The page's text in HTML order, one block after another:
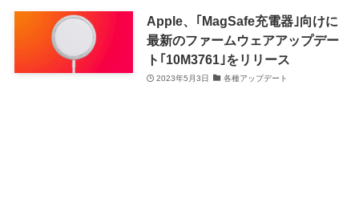
Apple、｢MagSafe充電器｣向けに
最新のファームウェアアップデー
ト｢10M3761｣をリリース
2023年5月3日 各種アップデート